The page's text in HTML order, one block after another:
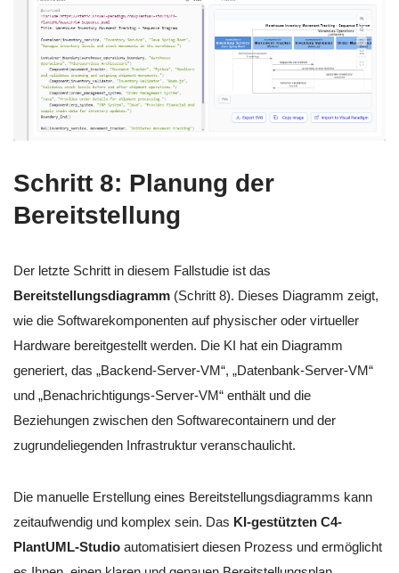
Schritt 8: Planung der
Bereitstellung
Der letzte Schritt in diesem Fallstudie ist das
Bereitstellungsdiagramm (Schritt 8). Dieses Diagramm zeigt,
wie die Softwarekomponenten auf physischer oder virtueller
Hardware bereitgestellt werden. Die KI hat ein Diagramm
generiert, das „Backend-Server-VM“, „Datenbank-Server-VM“
und „Benachrichtigungs-Server-VM“ enthält und die
Beziehungen zwischen den Softwarecontainern und der
zugrundeliegenden Infrastruktur veranschaulicht.
Die manuelle Erstellung eines Bereitstellungsdiagramms kann
zeitaufwendig und komplex sein. Das KI-gestützten C4-
PlantUML-Studio automatisiert diesen Prozess und ermöglicht